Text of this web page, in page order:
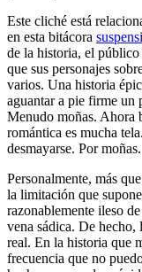
Este cliché está
en esta bitácora
de la historia, el
que sus personajes
varios. Una historia
aguantar a pie firme un
Menudo moñas. Ahora
romántica es mucha
desmayarse. Por moñas.
Personalmente, más
la limitación que
razonablemente ileso
vena sádica. De hecho,
real. En la historia que
frecuencia que no